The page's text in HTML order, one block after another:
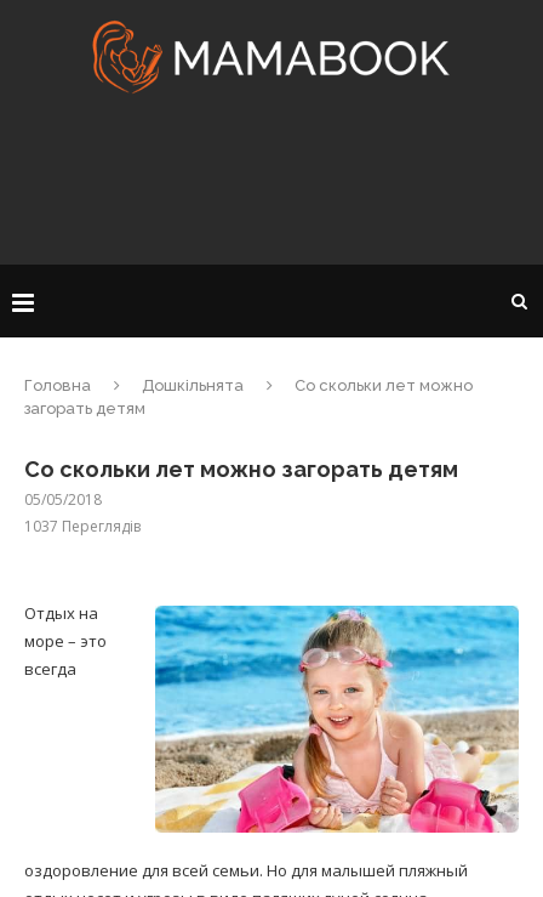
Головна Дошкільнята
Со скольки лет можно
загорать детям
Со скольки лет можно загорать детям
05/05/2018
1037 Переглядів
Отдых на
море – это
всегда
оздоровление для всей семьи. Но для малышей пляжный